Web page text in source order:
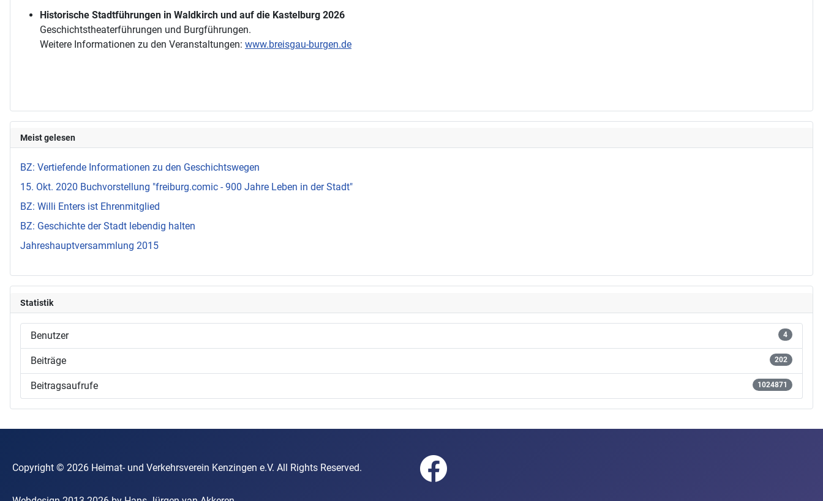
Historische Stadtführungen in Waldkirch und auf die Kastelburg 2026
Geschichtstheaterführungen und Burgführungen.
Weitere Informationen zu den Veranstaltungen: www.breisgau-burgen.de
Meist gelesen
BZ: Vertiefende Informationen zu den Geschichtswegen
15. Okt. 2020 Buchvorstellung "freiburg.comic - 900 Jahre Leben in der Stadt"
BZ: Willi Enters ist Ehrenmitglied
BZ: Geschichte der Stadt lebendig halten
Jahreshauptversammlung 2015
Statistik
Benutzer 4
Beiträge 202
Beitragsaufrufe 1024871
Copyright © 2026 Heimat- und Verkehrsverein Kenzingen e.V. All Rights Reserved.